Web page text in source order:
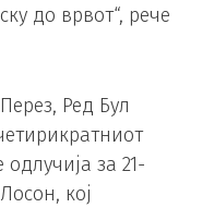
до врвот“, рече
Ред Бул
за 21-
кој